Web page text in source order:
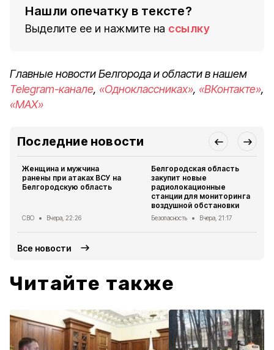
Нашли опечатку в тексте?
Выделите ее и нажмите на ссылку
Главные новости Белгорода и области в нашем
Telegram-канале, «Одноклассниках», «ВКонтакте»,
«MAX»
Последние новости
Женщина и мужчина
ранены при атаках ВСУ на
Белгородскую область
СВО Вчера, 22:26
Белгородская область
закупит новые
радиолокационные
станции для мониторинга
воздушной обстановки
Безопасность Вчера, 21:17
Все новости
Читайте также